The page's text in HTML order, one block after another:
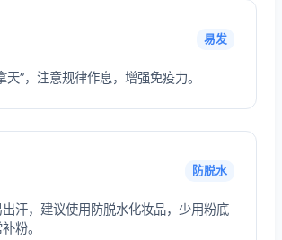
易发
天”，注意规律作息，增强免疫力。
防脱水
汗，建议使用防脱水化妆品，少用粉底
粉。